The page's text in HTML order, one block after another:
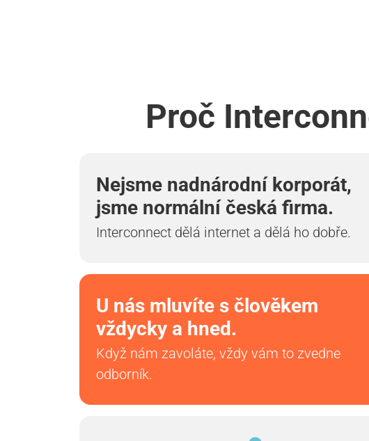
Proč
Nejsme nadnárodní korporát,
jsme normální česká firma.
Interconnect dělá internet a dělá ho dobře.
U nás mluvíte s člověkem
vždycky a hned.
Když nám zavoláte, vždy vám to zvedne
odborník.